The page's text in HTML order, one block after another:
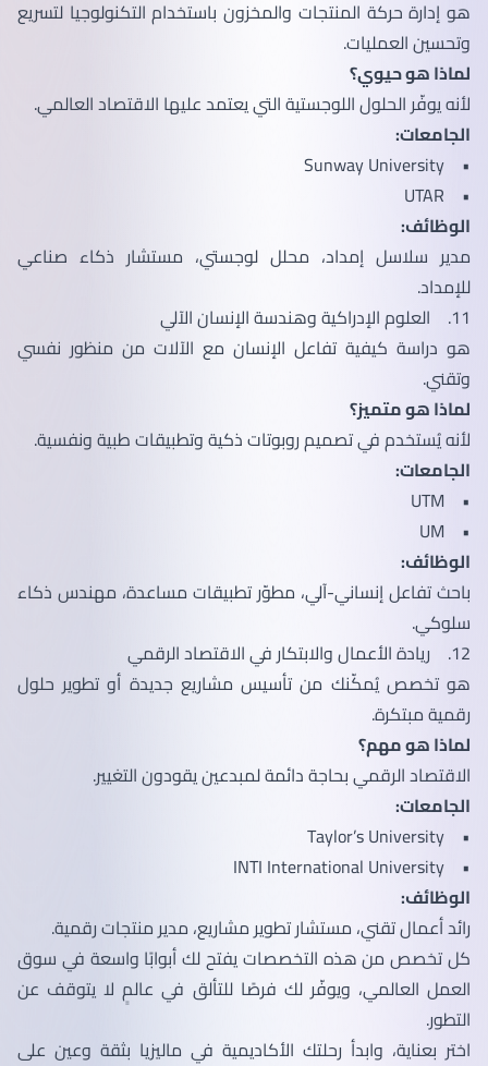
هو إدارة حركة المنتجات والمخزون باستخدام التكنولوجيا لتسريع
وتحسين العمليات.
لماذا هو حيوي؟
لأنه يوفّر الحلول اللوجستية التي يعتمد عليها الاقتصاد العالمي.
الجامعات:
• Sunway University
• UTAR
الوظائف:
مدير سلاسل إمداد، محلل لوجستي، مستشار ذكاء صناعي
للإمداد.
11. العلوم الإدراكية وهندسة الإنسان الآلي
هو دراسة كيفية تفاعل الإنسان مع الآلات من منظور نفسي
وتقني.
لماذا هو متميز؟
لأنه يُستخدم في تصميم روبوتات ذكية وتطبيقات طبية ونفسية.
الجامعات:
• UTM
• UM
الوظائف:
باحث تفاعل إنساني-آلي، مطوّر تطبيقات مساعدة، مهندس ذكاء
سلوكي.
12. ريادة الأعمال والابتكار في الاقتصاد الرقمي
هو تخصص يُمكّنك من تأسيس مشاريع جديدة أو تطوير حلول
رقمية مبتكرة.
لماذا هو مهم؟
الاقتصاد الرقمي بحاجة دائمة لمبدعين يقودون التغيير.
الجامعات:
• Taylor’s University
• INTI International University
الوظائف:
رائد أعمال تقني، مستشار تطوير مشاريع، مدير منتجات رقمية.
كل تخصص من هذه التخصصات يفتح لك أبوابًا واسعة في سوق
العمل العالمي، ويوفّر لك فرصًا للتألق في عالمٍ لا يتوقف عن
التطور.
اختر بعناية، وابدأ رحلتك الأكاديمية في ماليزيا بثقة وعين على